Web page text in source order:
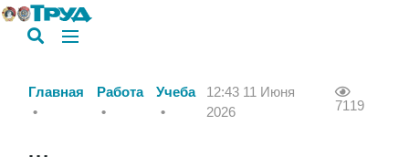
Главная Работа Учеба
12:43 11 Июня
2026
7119